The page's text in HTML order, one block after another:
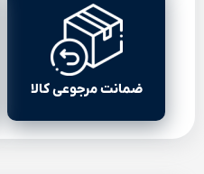
ضمانت مرجوعی کالا